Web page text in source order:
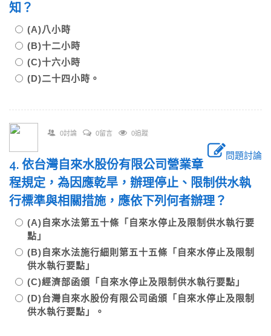
知？
(A)八小時
(B)十二小時
(C)十六小時
(D)二十四小時。
0討論 0留言 0追蹤
問題討論
4. 依台灣自來水股份有限公司營業章
程規定，為因應乾旱，辦理停止、限制供水執
行標準與相關措施，應依下列何者辦理？
(A)自來水法第五十條「自來水停止及限制供水執行要
點」
(B)自來水法施行細則第五十五條「自來水停止及限制
供水執行要點」
(C)經濟部函頒「自來水停止及限制供水執行要點」
(D)台灣自來水股份有限公司函頒「自來水停止及限制
供水執行要點」。